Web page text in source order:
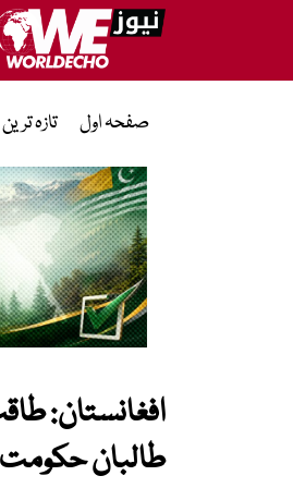
صفحہ اول تازہ ترین
افغانستان:
طالبان